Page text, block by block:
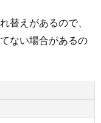
替えがあるので、
ない場合があるの